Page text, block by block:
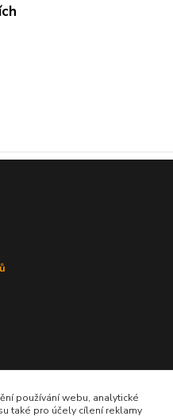
používání webu, analytické
také pro účely cílení reklamy